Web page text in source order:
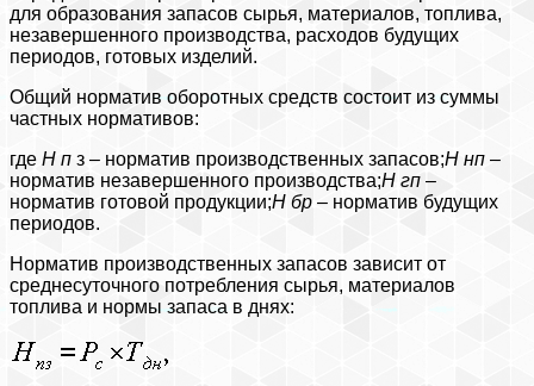
для образования запасов сырья, материалов, топлива,
незавершенного производства, расходов будущих
периодов, готовых изделий.
Общий норматив оборотных средств состоит из суммы
частных нормативов:
где Н п з – норматив производственных запасов;Н нп –
норматив незавершенного производства;Н гп –
норматив готовой продукции;Н бр – норматив будущих
периодов.
Норматив производственных запасов зависит от
среднесуточного потребления сырья, материалов
топлива и нормы запаса в днях: